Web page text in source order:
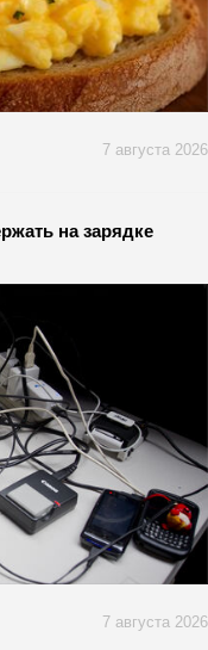
7 августа 2026
на зарядке
7 августа 2026